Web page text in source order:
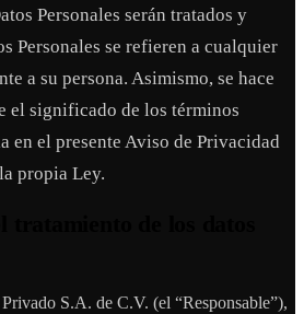
Personales serán tratados y
Personales se refieren a cualquier
a su persona. Asimismo, se hace
el significado de los términos
en el presente Aviso de Privacidad
propia Ley.
S.A. de C.V. (el “Responsable”),